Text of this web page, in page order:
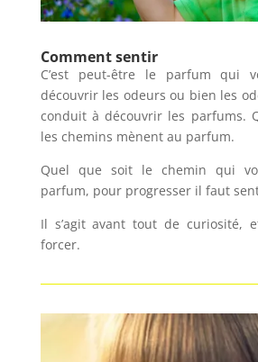
Comment sentir
C’est peut-être le parfum qui
découvrir les odeurs ou bien les
conduit à découvrir les parfums.
les chemins mènent au parfum.
Quel que soit le chemin qui
parfum, pour progresser il faut
Il s’agit avant tout de curiosité,
forcer.